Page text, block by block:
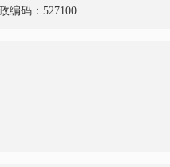
编码：527100